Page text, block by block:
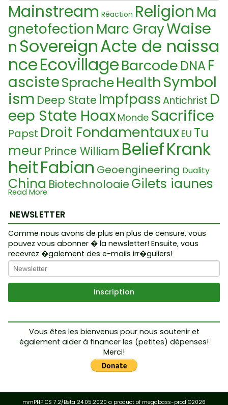
Mainstream Réaction Religion Ma
gnetofection Marc GrayWaise
n SovereignActe de naissa
nceEcovillageBarcode DNAF
ascisteSpracheHealthSymbol
ism Deep State ImpfpassAntichrist D
eep State Hoax Monde Sacrifice
Papst Droit Fondamentaux EU Tu
meur Prince William BeliefKrank
heitFabian Geoengineering Duality
China Biotechnologie Gilets jaunes
Diktatur
lvain Laforest
hipDigitaler StaatDarpa3ème guerr
e mondialeDictatorshipDie Welt is
t eine Lüge
Paix
nceCrise financièreA.I.Andreas NoackJud
aismeIllusionRéalité virtuelleKriegGege
nsLeben
Emoti
on FourtillanUkraine Konflikt Demok
LegalNameFraud Salomon
CroyancesBabylon Corrupti
Read More
NEWSLETTER
Comme nous avons de plus en plus de censure, vous
pouvez vous abonner � la newsletter! Ensuite, vous
recevrez �galement des e-mails irr�guliers!
Vous êtes les bienvenus pour nous soutenir et
également aider à financer les (petites) dépenses!
Merci!
mmPHP CS 7.2/Beta 24.05.2020 a product of megabass-prod ©2026